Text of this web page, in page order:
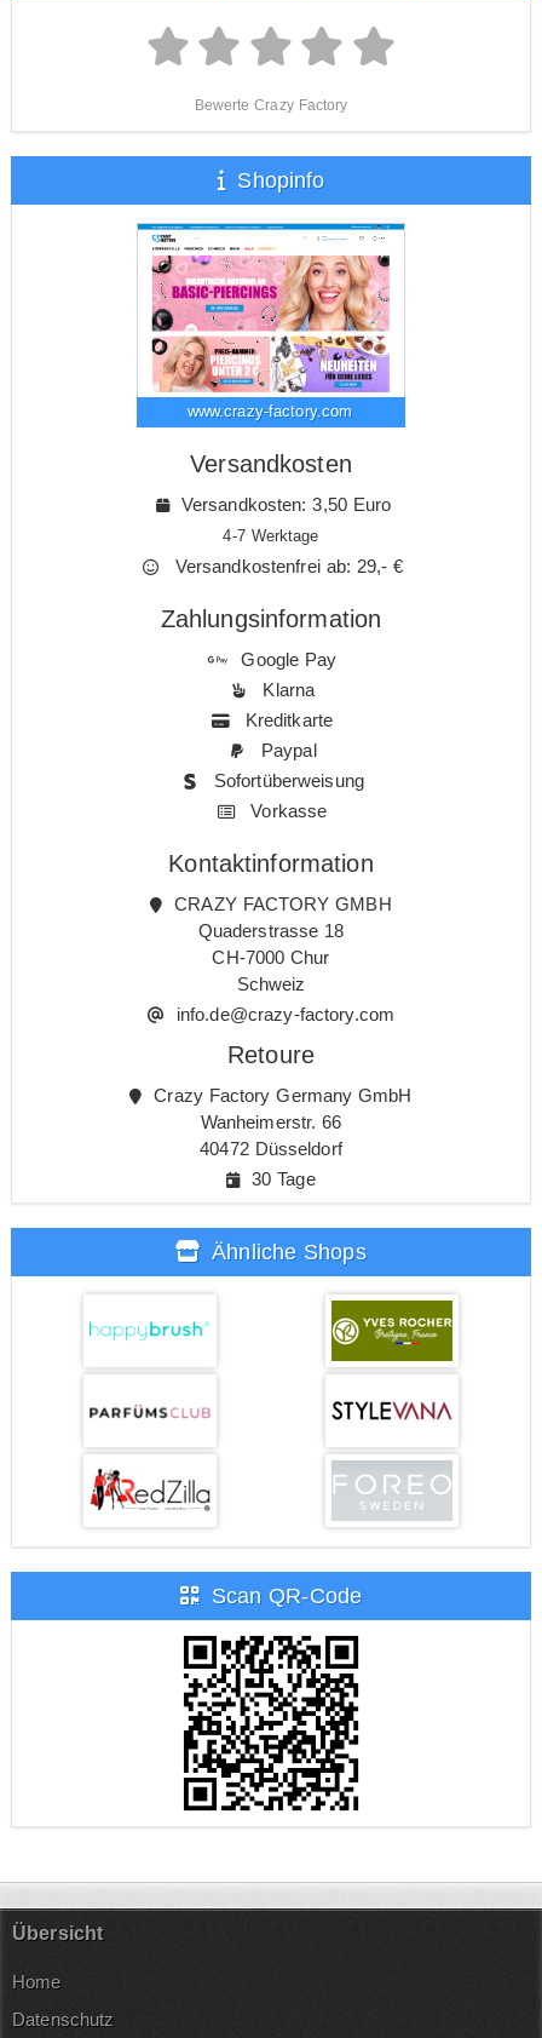
Bewerte Crazy Factory
Shopinfo
www.crazy-factory.com
Versandkosten
Versandkosten: 3,50 Euro
4-7 Werktage
Versandkostenfrei ab: 29,- €
Zahlungsinformation
Google Pay
Klarna
Kreditkarte
Paypal
Sofortüberweisung
Vorkasse
Kontaktinformation
CRAZY FACTORY GMBH
Quaderstrasse 18
CH-7000 Chur
Schweiz
info.de@crazy-factory.com
Retoure
Crazy Factory Germany GmbH
Wanheimerstr. 66
40472 Düsseldorf
30 Tage
Ähnliche Shops
Scan QR-Code
Übersicht
Home
Datenschutz